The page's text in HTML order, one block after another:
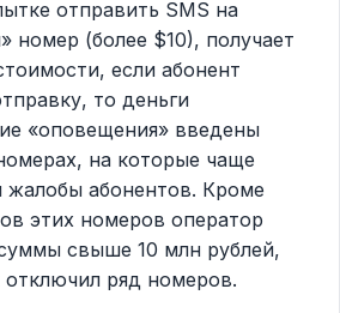
отправить SMS на
номер (более $10), получает
если абонент
то деньги
«оповещения» введены
на которые чаще
жалобы абонентов. Кроме
этих номеров оператор
свыше 10 млн рублей,
ряд номеров.